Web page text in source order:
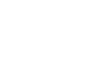
au Village
m’arrive que